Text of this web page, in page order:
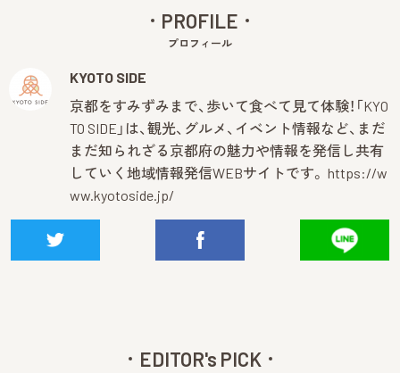
PROFILE
プロフィール
KYOTO SIDE
京都をすみずみまで、歩いて食べて見て体験！「KYO
TO SIDE」は、観光、グルメ、イベント情報など、まだ
まだ知られざる京都府の魅力や情報を発信し共有
していく地域情報発信WEBサイトです。 https://w
ww.kyotoside.jp/
EDITOR's PICK